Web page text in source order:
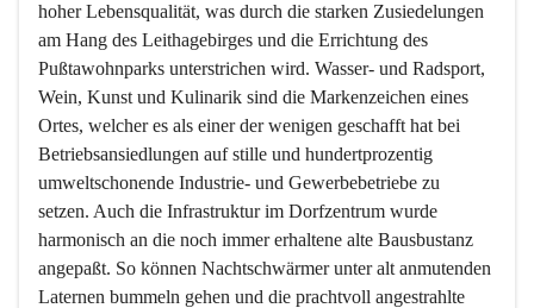
hoher Lebensqualität, was durch die starken Zusiedelungen
am Hang des Leithagebirges und die Errichtung des
Pußtawohnparks unterstrichen wird. Wasser- und Radsport,
Wein, Kunst und Kulinarik sind die Markenzeichen eines
Ortes, welcher es als einer der wenigen geschafft hat bei
Betriebsansiedlungen auf stille und hundertprozentig
umweltschonende Industrie- und Gewerbebetriebe zu
setzen. Auch die Infrastruktur im Dorfzentrum wurde
harmonisch an die noch immer erhaltene alte Bausbustanz
angepaßt. So können Nachtschwärmer unter alt anmutenden
Laternen bummeln gehen und die prachtvoll angestrahlte